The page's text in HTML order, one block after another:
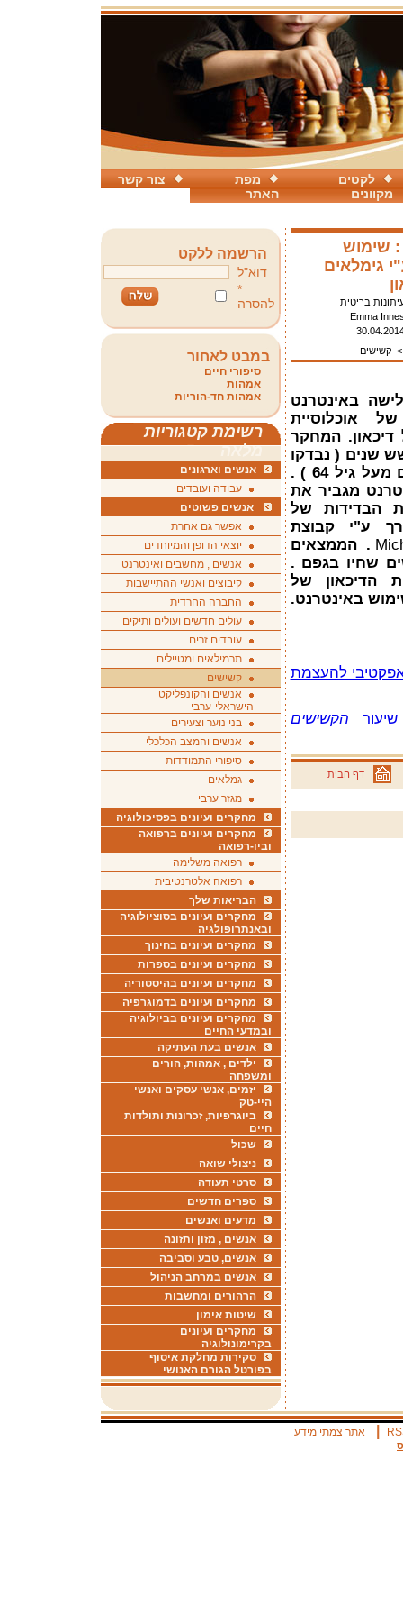
צור קשר
מפת
האתר
לקטים
מקוונים
שימוש
גימלאים
בריטית
Emma
קשישים
באינטרנט
אוכלוסיית
המחקר
שנים ( נבדקו
באופן דו-שנתי 22,000 אמריקאיים מעל גיל 64 ) .
מגביר את
הבדידות של
ע"י קבוצת
. הממצאים
שחיו בגפם .
הדיכאון של
באינטרנט.
להעצמת
הקשישים
דף הבית
הרשמה ללקט
דוא"ל
*
להסרה
במבט לאחור
סיפורי חיים
אמהות
אמהות חד-הוריות
רשימת קטגוריות
מלאה
אנשים וארגונים
עבודה ועובדים
אנשים פשוטים
אפשר גם אחרת
יוצאי הדופן והמיוחדים
אנשים , מחשבים ואינטרנט
קיבוצים ואנשי ההתיישבות
החברה החרדית
עולים חדשים ועולים ותיקים
עובדים זרים
תרמילאים ומטיילים
קשישים
אנשים והקונפליקט
הישראלי-ערבי
בני נוער וצעירים
אנשים והמצב הכלכלי
סיפורי התמודדות
גמלאים
מגזר ערבי
מחקרים ועיונים בפסיכולוגיה
מחקרים ועיונים ברפואה
וביו-רפואה
רפואה משלימה
רפואה אלטרנטיבית
הבריאות שלך
מחקרים ועיונים בסוציולוגיה
ובאנתרופולגיה
מחקרים ועיונים בחינוך
מחקרים ועיונים בספרות
מחקרים ועיונים בהיסטוריה
מחקרים ועיונים בדמוגרפיה
מחקרים ועיונים בביולוגיה
ובמדעי החיים
אנשים בעת העתיקה
ילדים , אמהות, הורים
ומשפחה
יזמים, אנשי עסקים ואנשי
היי-טק
ביוגרפיות, זכרונות ותולדות
חיים
שכול
ניצולי שואה
סרטי תעודה
ספרים חדשים
מדעים ואנשים
אנשים , מזון ותזונה
אנשים, טבע וסביבה
אנשים במרחב הניהול
הרהורים ומחשבות
שיטות אימון
מחקרים ועיונים
בקרימונולוגיה
סקירות מחלקת איסוף
בפורטל הגורם האנושי
אתר צמתי מידע